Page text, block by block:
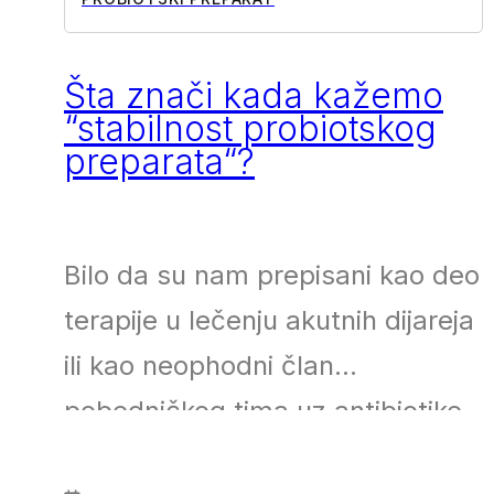
Šta znači kada kažemo
“stabilnost probiotskog
preparata“?
Bilo da su nam prepisani kao deo
terapije u lečenju akutnih dijareja
ili kao neophodni član
pobedničkog tima uz antibiotike,